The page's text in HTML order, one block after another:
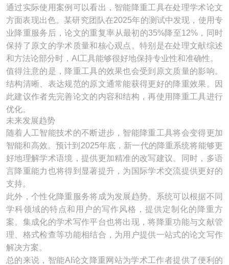
通过实际使用案例可以看出，智能降重工具在处理学术论文
方面表现出色。某研究团队在2025年的测试中发现，使用专
业降重服务后，论文的重复率从最初的35%降至12%，同时
保持了原文的学术质量和核心观点。特别是在处理文献综述
和方法论部分时，AI工具能够很好地保持专业性和准确性。
值得注意的是，降重工具的效果也会受到原文质量的影响。
结构清晰、表达规范的原文通常能获得更好的降重效果。因
此建议作者先完善论文的内容和结构，再使用降重工具进行
优化。
未来发展趋势
随着人工智能技术的不断进步，智能降重工具将会变得更加
智能和高效。预计到2025年底，新一代的降重系统将能够更
好地理解学术语境，提供更加精准的改写建议。同时，多语
言降重能力也将得到显著提升，为国际学术交流提供更好的
支持。
此外，个性化降重服务将成为发展趋势。系统可以根据不同
学科领域的特点和用户的写作风格，提供定制化的降重方
案。集成化的学术写作平台也将出现，将降重功能与文献管
理、格式检查等功能相结合，为用户提供一站式的论文写作
解决方案。
总的来说，智能AI论文降重网站为学术工作者提供了便利的